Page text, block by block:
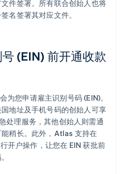
件签署。所有联合创始人也将
名签署其对应文件。
(EIN) 前开通收款
为您申请雇主识别号码 (EIN)。
地址及手机号码的创始人可享
处理服务，其他创始人则需通
稍长。此外，Atlas 支持在
开户操作，让您在 EIN 获批前